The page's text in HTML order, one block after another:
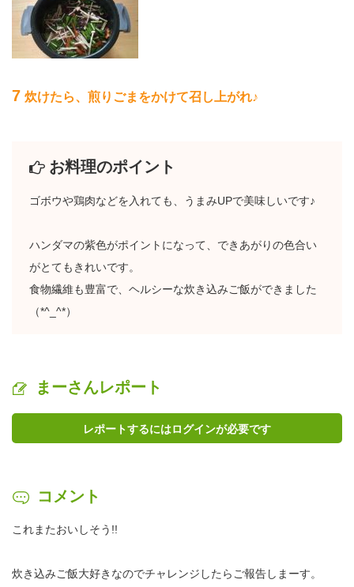
7 炊けたら、煎りごまをかけて召し上がれ♪
お料理のポイント
ゴボウや鶏肉などを入れても、うまみUPで美味しいです♪
ハンダマの紫色がポイントになって、できあがりの色合い
がとてもきれいです。
食物繊維も豊富で、ヘルシーな炊き込みご飯ができました
（*^_^*）
まーさんレポート
レポートするにはログインが必要です
コメント
これまたおいしそう!!
炊き込みご飯大好きなのでチャレンジしたらご報告しまーす。